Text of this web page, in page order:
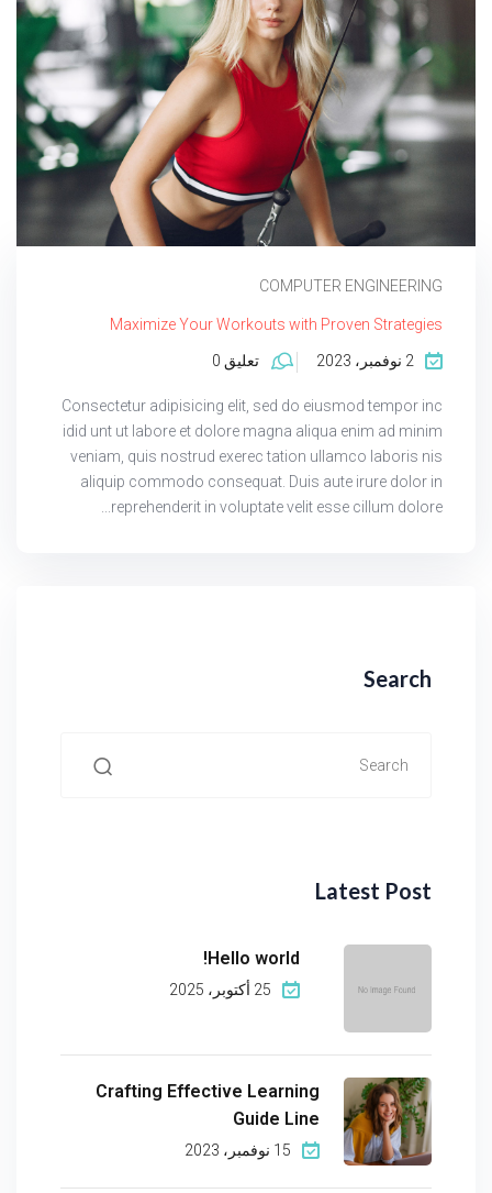
COMPUTER ENGINEERING
Maximize Your Workouts with Proven Strategies
2 نوفمبر، 2023 تعليق 0
Consectetur adipisicing elit, sed do eiusmod tempor inc
idid unt ut labore et dolore magna aliqua enim ad minim
veniam, quis nostrud exerec tation ullamco laboris nis
aliquip commodo consequat. Duis aute irure dolor in
reprehenderit in voluptate velit esse cillum dolore...
Search
Latest Post
Hello world!
25 أكتوبر، 2025
Crafting Effective Learning
Guide Line
15 نوفمبر، 2023